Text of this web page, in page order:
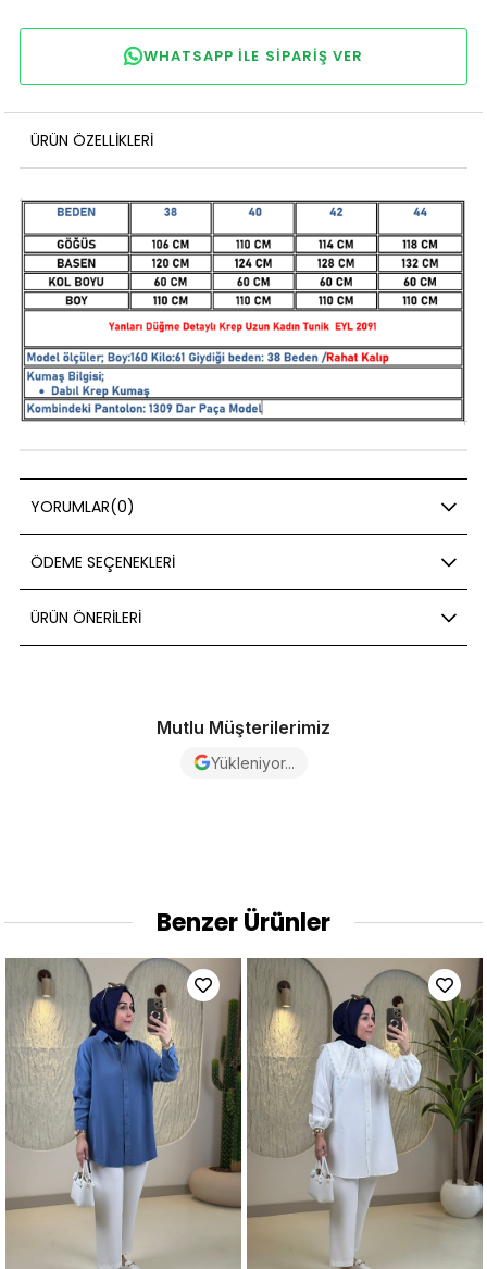
WHATSAPP ILE SIPARIŞ VER
ÜRÜN ÖZELLIKLERI
YORUMLAR(0)
ÖDEME SEÇENEKLERI
ÜRÜN ÖNERILERI
Mutlu Müşterilerimiz
Yükleniyor...
Benzer Ürünler